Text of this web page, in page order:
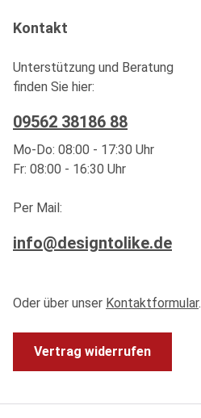
Kontakt
Unterstützung und Beratung
finden Sie hier:
09562 38186 88
Mo-Do: 08:00 - 17:30 Uhr
Fr: 08:00 - 16:30 Uhr
Per Mail:
info@designtolike.de
Oder über unser Kontaktformular.
Vertrag widerrufen